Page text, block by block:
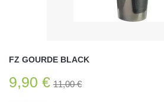
FZ GOURDE BLACK
9,90 € 11,00 €